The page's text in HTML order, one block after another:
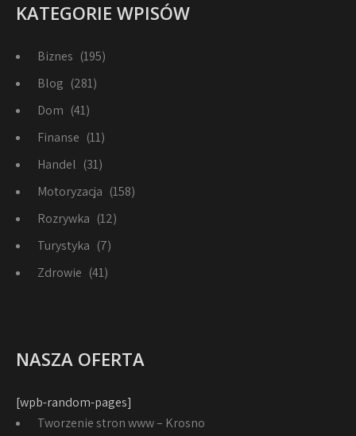
KATEGORIE WPISÓW
Biznes (195)
Blog (281)
Dom (41)
Finanse (11)
Handel (31)
Motoryzacja (158)
Rozrywka (12)
Turystyka (7)
Zdrowie (41)
NASZA OFERTA
[wpb-random-pages]
Tworzenie stron www – Krosno